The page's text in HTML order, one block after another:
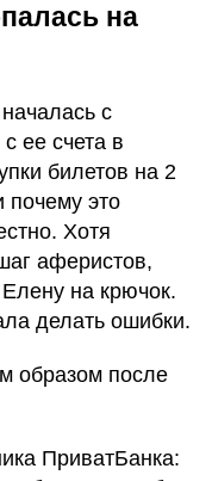
на
с
ее счета в
билетов на 2
почему это
Хотя
аферистов,
на крючок.
делать ошибки.
образом после
ПриватБанка: